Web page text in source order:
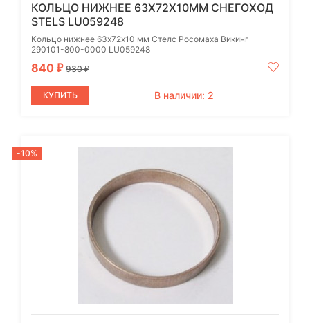
КОЛЬЦО НИЖНЕЕ 63Х72Х10ММ СНЕГОХОД
STELS LU059248
Кольцо нижнее 63х72х10 мм Стелс Росомаха Викинг
290101-800-0000 LU059248
840 ₽ 930₽
КУПИТЬ В наличии: 2
-10%